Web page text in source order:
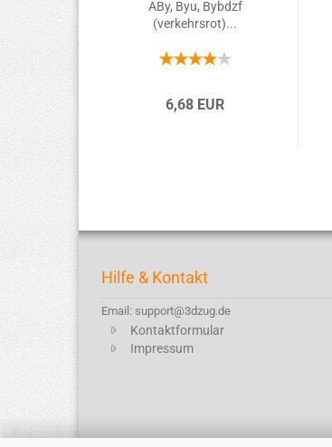
ABy, Byu, Bybdzf
(verkehrsrot)...
6,68 EUR
Hilfe & Kontakt
Email: support@3dzug.de
Kontaktformular
Impressum